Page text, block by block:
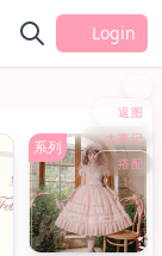
Login
返图
大事记
搭配
系列